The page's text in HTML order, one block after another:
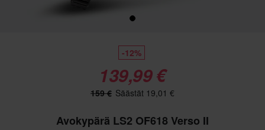
-12%
139,99 €
159 € Säästät 19,01 €
Avokypärä LS2 OF618 Verso II